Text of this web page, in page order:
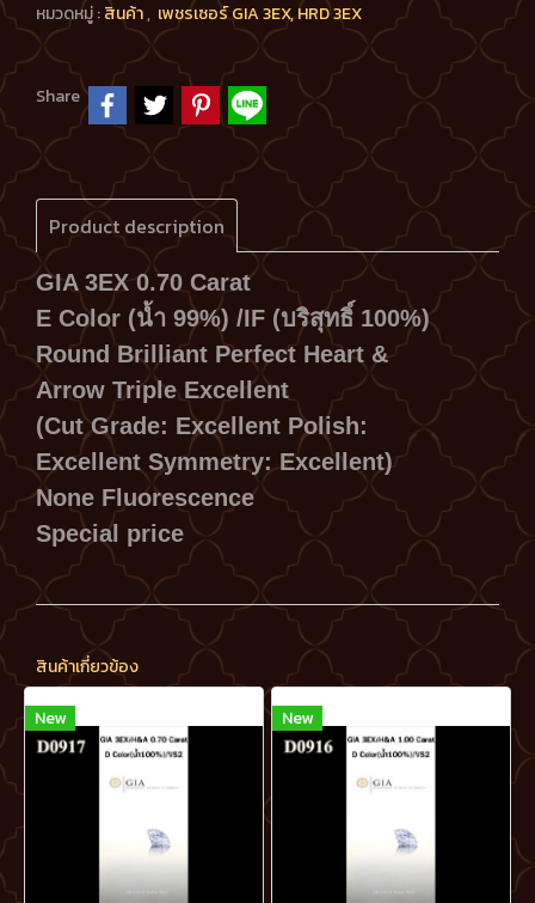
หมวดหมู่ :สินค้า, เพชรเซอร์ GIA 3EX, HRD 3EX
Share
Product description
GIA 3EX 0.70 Carat
E Color (น้ำ 99%) /IF (บริสุทธิ์ 100%)
Round Brilliant Perfect Heart &
Arrow Triple Excellent
(Cut Grade: Excellent Polish:
Excellent Symmetry: Excellent)
None Fluorescence
Special price
สินค้าเกี่ยวข้อง
New New